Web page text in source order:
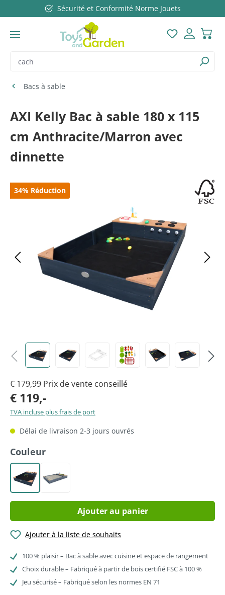
Passer au contenu principalSécurité et Conformité Norme Jouets
Vous avez 0
Bacs à sable
AXI Kelly Bac à sable 180 x 115
cm Anthracite/Marron avec
dinnette
34% Réduction
€ 179,99 Prix de vente conseillé
€ 119,-
TVA incluse plus frais de port
Délai de livraison 2-3 jours ouvrés
Sélectionnez
Couleur
AnthraciteGris
Ajouter au panier
Ajouter à la liste de souhaits
100 % plaisir – Bac à sable avec cuisine et espace de rangement
Choix durable – Fabriqué à partir de bois certifié FSC à 100 %
Jeu sécurisé – Fabriqué selon les normes EN 71